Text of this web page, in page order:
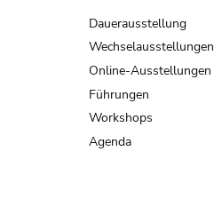
Dauerausstellung
Wechselausstellungen
Online-Ausstellungen
Führungen
Workshops
Agenda